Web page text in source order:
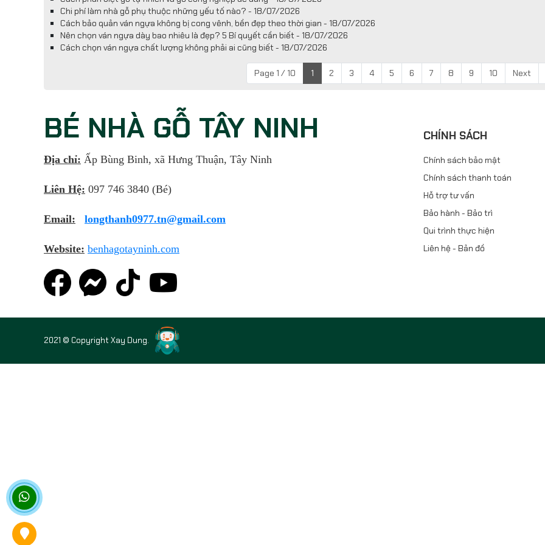
Chi phí làm nhà gỗ phụ thuộc những yếu tố nào? - 18/07/2026
Cách bảo quản ván ngựa không bị cong vênh, bền đẹp theo thời gian - 18/07/2026
Nên chọn ván ngựa dày bao nhiêu là đẹp? 5 Bí quyết cần biết - 18/07/2026
Cách chọn ván ngựa chất lượng không phải ai cũng biết - 18/07/2026
Page 1 / 10 1 2 3 4 5 6 7 8 9 10 Next
BÉ NHÀ GỖ TÂY NINH
Địa chỉ: Ấp Bùng Binh, xã Hưng Thuận, Tây Ninh
Liên Hệ: 097 746 3840 (Bé)
Email: longthanh0977.tn@gmail.com
Website: benhagotayninh.com
CHÍNH SÁCH
Chính sách bảo mật
Chính sách thanh toán
Hỗ trợ tư vấn
Bảo hành - Bảo trì
Qui trình thực hiện
Liên hệ - Bản đồ
2021 © Copyright Xay Dung.